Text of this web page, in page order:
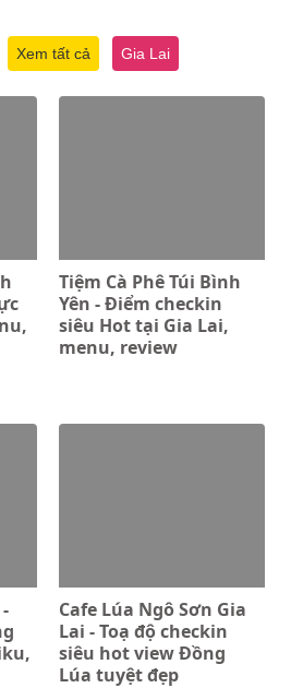
Xem tất cả Gia Lai
Tiệm Cà Phê Túi Bình
Yên - Điểm checkin
siêu Hot tại Gia Lai,
menu, review
Cafe Lúa Ngô Sơn Gia
Lai - Toạ độ checkin
siêu hot view Đồng
Lúa tuyệt đẹp